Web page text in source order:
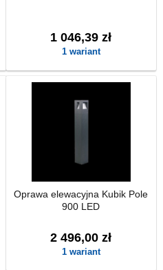
1 046,39 zł
1 wariant
Oprawa elewacyjna Kubik Pole
900 LED
2 496,00 zł
1 wariant